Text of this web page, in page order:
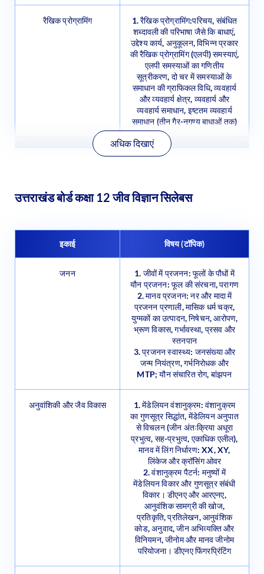
रैखिक प्रोग्रामिंग
1. रैखिक प्रोग्रामिंग:परिचय, संबंधित
शब्दावली की परिभाषा जैसे कि बाधाएं,
उद्देश्य कार्य, अनुकूलन, विभिन्न प्रकार
की रैखिक प्रोग्रामिंग (एलपी) समस्याएं,
एलपी समस्याओं का गणितीय
सूत्रीकरण, दो चर में समस्याओं के
समाधान की ग्राफिकल विधि, व्यवहार्य
और व्यवहार्य क्षेत्र, व्यवहार्य और
व्यवहार्य समाधान, इष्टतम व्यवहार्य
समाधान (तीन गैर-नगण्य बाधाओं तक)
अधिक दिखाएं
इकाई विषय (टॉपिक)
जनन
1. जीवों में प्रजनन: फूलों के पौधों में
यौन प्रजनन: फूल की संरचना, परागण
2. मानव प्रजनन: नर और मादा में
प्रजनन प्रणाली, मासिक धर्म चक्र,
युग्मकों का उत्पादन, निषेचन, आरोपण,
भ्रूण विकास, गर्भावस्था, प्रसव और
स्तनपान
3. प्रजनन स्वास्थ्य: जनसंख्या और
जन्म नियंत्रण, गर्भनिरोधक और
MTP; यौन संचारित रोग, बांझपन
अनुवांशिकी और जैव विकास
1. मेंडेलियन वंशानुक्रम: वंशानुक्रम
का गुणसूत्र सिद्धांत, मेंडेलियन अनुपात
से विचलन (जीन अंतःक्रिया अधूरा
प्रभुत्व, सह-प्रभुत्व, एकाधिक एलील),
मानव में लिंग निर्धारण: XX, XY,
लिंकेज और क्रॉसिंग ओवर
2. वंशानुक्रम पैटर्न: मनुष्यों में
मेंडेलियन विकार और गुणसूत्र संबंधी
विकार। डीएनए और आरएनए,
आनुवंशिक सामग्री की खोज,
प्रतिकृति, प्रतिलेखन, आनुवंशिक
कोड, अनुवाद, जीन अभिव्यक्ति और
विनियमन, जीनोम और मानव जीनोम
परियोजना। डीएनए फिंगरप्रिंटिंग
जीव विज्ञान और मानव कल्याण
1. इम्यूनोलॉजी की मूल अवधारणाएँ